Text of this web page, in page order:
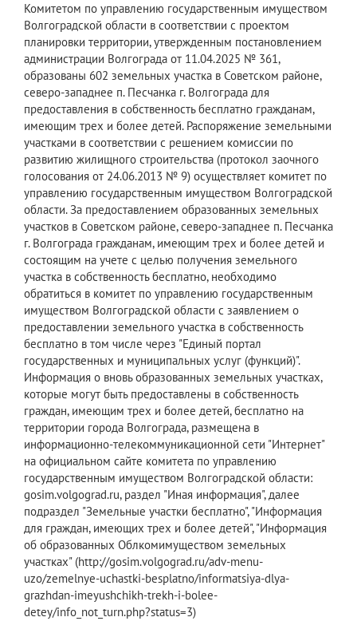
Комитетом по управлению государственным имуществом
Волгоградской области в соответствии с проектом
планировки территории, утвержденным постановлением
администрации Волгограда от 11.04.2025 № 361,
образованы 602 земельных участка в Советском районе,
северо-западнее п. Песчанка г. Волгограда для
предоставления в собственность бесплатно гражданам,
имеющим трех и более детей. Распоряжение земельными
участками в соответствии с решением комиссии по
развитию жилищного строительства (протокол заочного
голосования от 24.06.2013 № 9) осуществляет комитет по
управлению государственным имуществом Волгоградской
области. За предоставлением образованных земельных
участков в Советском районе, северо-западнее п. Песчанка
г. Волгограда гражданам, имеющим трех и более детей и
состоящим на учете с целью получения земельного
участка в собственность бесплатно, необходимо
обратиться в комитет по управлению государственным
имуществом Волгоградской области с заявлением о
предоставлении земельного участка в собственность
бесплатно в том числе через "Единый портал
государственных и муниципальных услуг (функций)".
Информация о вновь образованных земельных участках,
которые могут быть предоставлены в собственность
граждан, имеющим трех и более детей, бесплатно на
территории города Волгограда, размещена в
информационно-телекоммуникационной сети "Интернет"
на официальном сайте комитета по управлению
государственным имуществом Волгоградской области:
gosim.volgograd.ru, раздел "Иная информация", далее
подраздел "Земельные участки бесплатно", "Информация
для граждан, имеющих трех и более детей", "Информация
об образованных Облкомимуществом земельных
участках" (http://gosim.volgograd.ru/adv-menu-
uzo/zemelnye-uchastki-besplatno/informatsiya-dlya-
grazhdan-imeyushchikh-trekh-i-bolee-
detey/info_not_turn.php?status=3)